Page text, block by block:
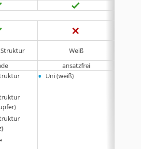
Weiß
ansatzfrei
• Uni (weiß)